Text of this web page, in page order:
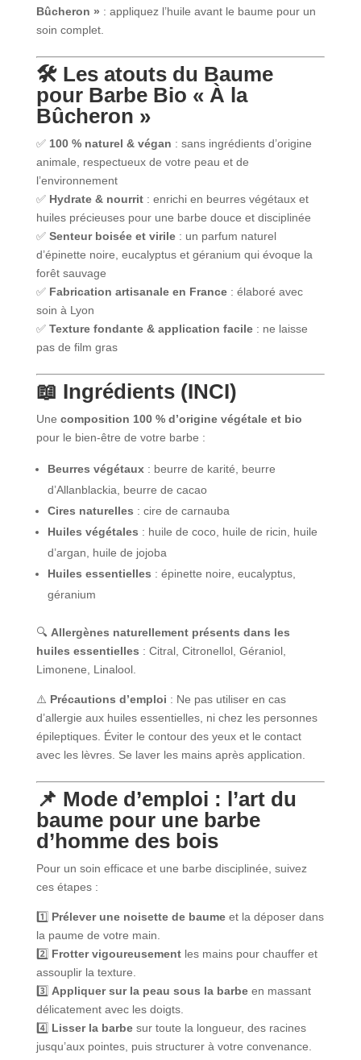
Bûcheron » : appliquez l’huile avant le baume pour un
soin complet.
🛠️ Les atouts du Baume
pour Barbe Bio « À la
Bûcheron »
✅ 100 % naturel & végan : sans ingrédients d’origine
animale, respectueux de votre peau et de
l’environnement
✅ Hydrate & nourrit: enrichi en beurres végétaux et
huiles précieuses pour une barbe douce et disciplinée
✅ Senteur boisée et virile: un parfum naturel
d’épinette noire, eucalyptus et géranium qui évoque la
forêt sauvage
✅ Fabrication artisanale en France: élaboré avec
soin à Lyon
✅ Texture fondante & application facile: ne laisse
pas de film gras
📖 Ingrédients (INCI)
Une composition 100 % d’origine végétale et bio
pour le bien-être de votre barbe :
Beurres végétaux: beurre de karité, beurre
d’Allanblackia, beurre de cacao
Cires naturelles : cire de carnauba
Huiles végétales : huile de coco, huile de ricin, huile
d’argan, huile de jojoba
Huiles essentielles : épinette noire, eucalyptus,
géranium
🔍 Allergènes naturellement présents dans les
huiles essentielles : Citral, Citronellol, Géraniol,
Limonene, Linalool.
⚠️ Précautions d’emploi : Ne pas utiliser en cas
d’allergie aux huiles essentielles, ni chez les personnes
épileptiques. Éviter le contour des yeux et le contact
avec les lèvres. Se laver les mains après application.
📌 Mode d’emploi : l’art du
baume pour une barbe
d’homme des bois
Pour un soin efficace et une barbe disciplinée, suivez
ces étapes :
1️⃣ Prélever une noisette de baumeet la déposer dans
la paume de votre main.
2️⃣ Frotter vigoureusementles mains pour chauffer et
assouplir la texture.
3️⃣ Appliquer sur la peau sous la barbeen massant
délicatement avec les doigts.
4️⃣ Lisser la barbesur toute la longueur, des racines
jusqu’aux pointes, puis structurer à votre convenance.